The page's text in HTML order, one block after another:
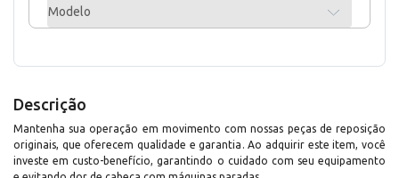
Modelo
Descrição
Mantenha sua operação em movimento com nossas peças de reposição
originais, que oferecem qualidade e garantia. Ao adquirir este item, você
investe em custo-benefício, garantindo o cuidado com seu equipamento